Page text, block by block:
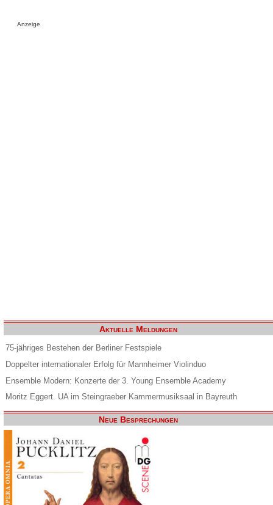
Anzeige
Aktuelle Meldungen
75-jähriges Bestehen der Berliner Festspiele
Doppelter internationaler Erfolg für Mannheimer Violinduo
Ensemble Modern: Konzerte der 3. Young Ensemble Academy
Moritz Eggert. UA im Steingraeber Kammermusiksaal in Bayreuth
Neue Besprechungen